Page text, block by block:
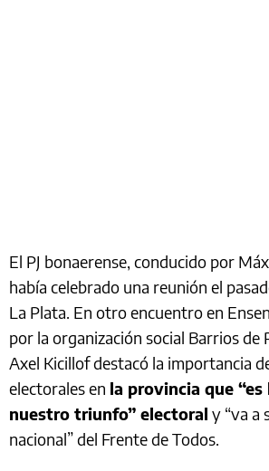
El PJ bonaerense, conducido por
había celebrado una reunión el
La Plata. En otro encuentro en
por la organización social Barrios de
Axel Kicillof destacó la importancia
electorales en la provincia que “es
nuestro triunfo” electoral y “va a
nacional” del Frente de Todos.